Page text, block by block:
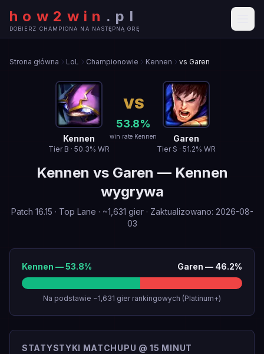
how2win . pl
DOBIERZ CHAMPIONA NA NASTĘPNĄ GRĘ
Strona główna LoL Championowie Kennen vs Garen
Kennen
Tier B · 50.3% WR
VS
53.8%
win rate Kennen Garen
Tier S · 51.2% WR
Kennen vs Garen — Kennen
wygrywa
Patch 16.15 · Top Lane · ~1,631 gier· Zaktualizowano: 2026-08-
03
Kennen —53.8% Garen — 46.2%
Na podstawie ~1,631 gier rankingowych (Platinum+)
STATYSTYKI MATCHUPU @ 15 MINUT